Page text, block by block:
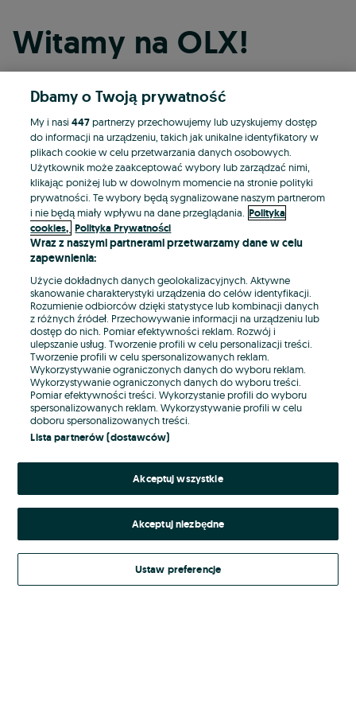
Witamy na OLX!
Kontynuuj przez Facebooka
Kontynuuj przez konto Apple
Kontynuuj przez konto Google
LUB
E-mail
Hasło
Nie pamiętasz hasła?
Zaloguj się
Kontynuując za pośrednictwem jednego z dostawców wskazanych powyżej,
Regulamin serwisuOLX.pl w jego aktualnym brzmieniu.
Dbamy o Twoją prywatność
My i nasi447partnerzy przechowujemy lub uzyskujemy dostęp
do informacji na urządzeniu, takich jak unikalne identyfikatory w
plikach cookie w celu przetwarzania danych osobowych.
Użytkownik może zaakceptować wybory lub zarządzać nimi,
klikając poniżej lub w dowolnym momencie na stronie polityki
prywatności. Te wybory będą sygnalizowane naszym partnerom
i nie będą miały wpływu na dane przeglądania. Polityka
cookies, Polityka Prywatności
Wraz z naszymi partnerami przetwarzamy dane w celu
zapewnienia:
Użycie dokładnych danych geolokalizacyjnych. Aktywne
skanowanie charakterystyki urządzenia do celów identyfikacji.
Rozumienie odbiorców dzięki statystyce lub kombinacji danych
z różnych źródeł. Przechowywanie informacji na urządzeniu lub
dostęp do nich. Pomiar efektywności reklam. Rozwój i
ulepszanie usług. Tworzenie profili w celu personalizacji treści.
Tworzenie profili w celu spersonalizowanych reklam.
Wykorzystywanie ograniczonych danych do wyboru reklam.
Wykorzystywanie ograniczonych danych do wyboru treści.
Pomiar efektywności treści. Wykorzystanie profili do wyboru
spersonalizowanych reklam. Wykorzystywanie profili w celu
doboru spersonalizowanych treści.
Lista partnerów (dostawców)
Akceptuj wszystkie
Akceptuj niezbędne
Ustaw preferencje